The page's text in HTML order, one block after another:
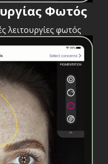
Φωτός
λειτουργίες φωτός